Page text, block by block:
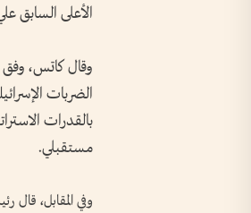
الأعلى السابق
وقال كاتس، وفق
الضربات
بالقدرات
مستقبلي.
وفي المقابل، قال